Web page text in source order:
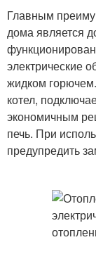
Главным
дома является
электрические
жидком
котел,
экономичным
печь. При
предупредить